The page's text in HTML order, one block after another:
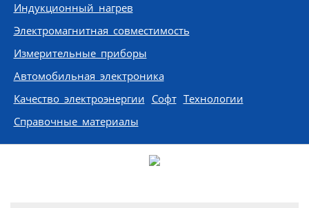
Индукционный нагрев
Электромагнитная совместимость
Измерительные приборы
Автомобильная электроника
Качество электроэнергии Софт Технологии
Справочные материалы